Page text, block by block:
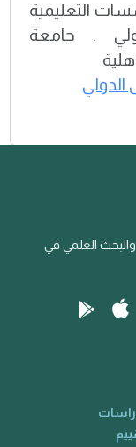
التعليمية
. جامعة
والبحث العلمي في